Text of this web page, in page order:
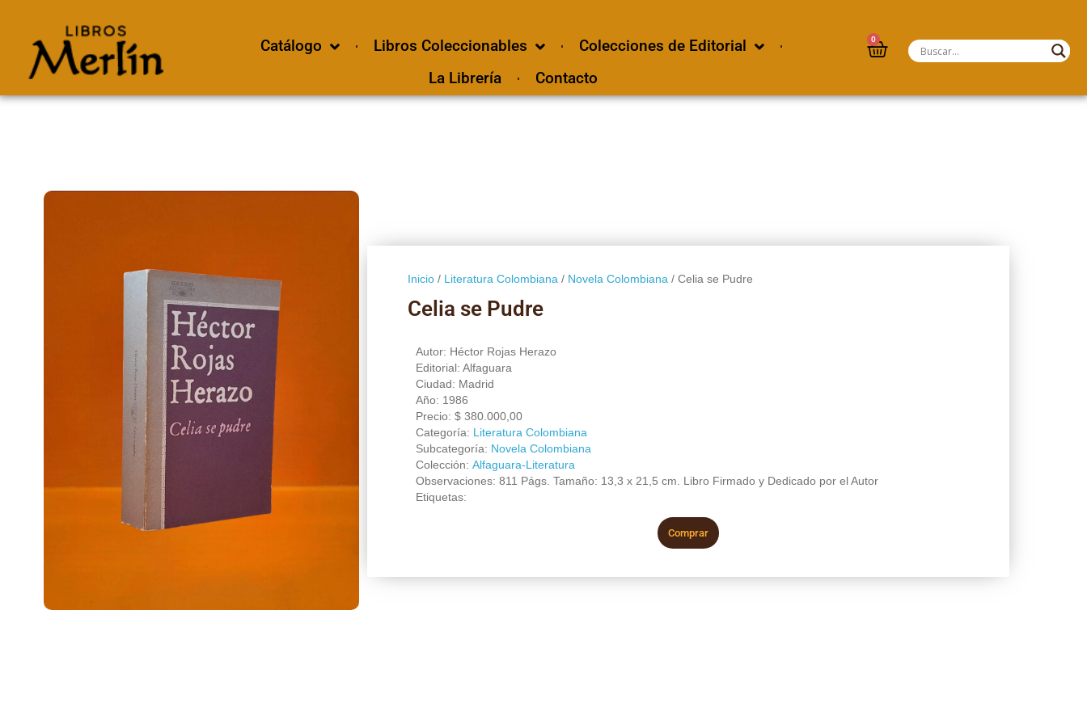
Catálogo Libros Coleccionables
Colecciones de Editorial
La Librería
Contacto
0
Inicio/ Literatura Colombiana / Novela Colombiana / Celia se Pudre
Celia se Pudre
Autor: Héctor Rojas Herazo
Editorial: Alfaguara
Ciudad: Madrid
Año: 1986
Precio: $380.000,00
Categoría: Literatura Colombiana
Subcategoría: Novela Colombiana
Colección: Alfaguara-Literatura
Observaciones: 811 Págs. Tamaño: 13,3 x 21,5 cm. Libro Firmado y Dedicado por el Autor
Etiquetas:
Comprar